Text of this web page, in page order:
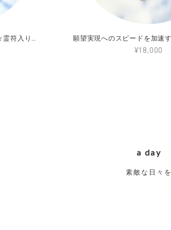
願望実現へのスピードを加速する☆霊符入りオルゴナイト(通常サイズ)
¥18,000
a day
素敵な日々を